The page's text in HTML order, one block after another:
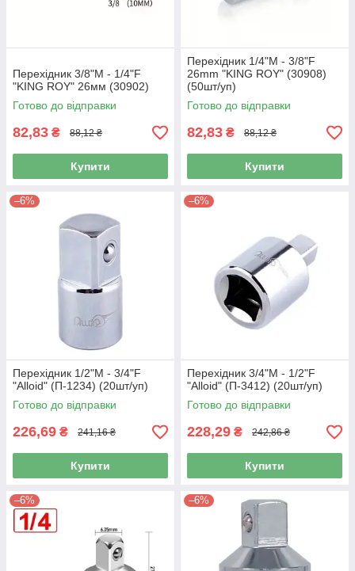
Перехідник 3/8"M - 1/4"F
"KING ROY" 26мм (30902)
Готово до відправки
82,83 ₴ 88,12 ₴
Купити
Перехідник 1/4"M - 3/8"F
26mm "KING ROY" (30908)
(50шт/уп)
Готово до відправки
82,83 ₴ 88,12 ₴
Купити
–6%
Перехідник 1/2"M - 3/4"F
"Alloid" (П-1234) (20шт/уп)
Готово до відправки
226,69 ₴ 241,16 ₴
Купити
–6%
Перехідник 3/4"M - 1/2"F
"Alloid" (П-3412) (20шт/уп)
Готово до відправки
228,29 ₴ 242,86 ₴
Купити
–6% –6%